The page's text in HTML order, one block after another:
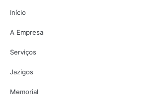
Início
A Empresa
Serviços
Jazigos
Memorial